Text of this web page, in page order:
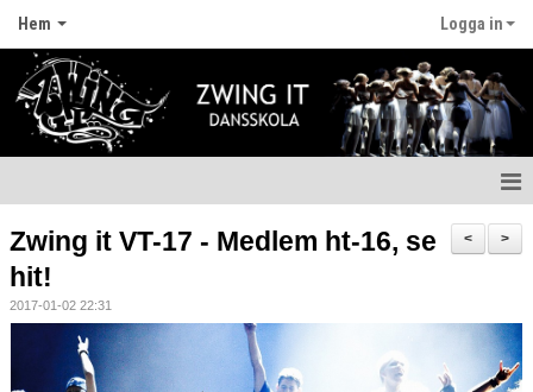
Hem Logga in
Nyheter
Anmälan
Fritidskortet
>
<
Zwing it VT-17 - Medlem ht-16, se
hit!
2017-01-02 22:31